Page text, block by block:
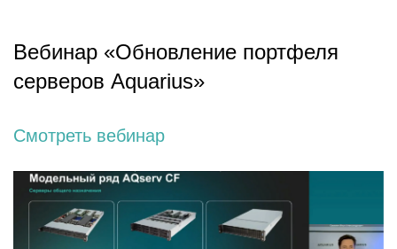
Вебинар «Обновление портфеля
серверов Aquarius»
Смотреть вебинар